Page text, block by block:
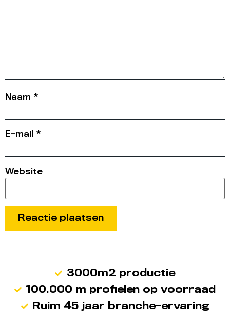
Naam *
E-mail *
Website
3000m2 productie
100.000 m profielen op voorraad
Ruim 45 jaar branche-ervaring